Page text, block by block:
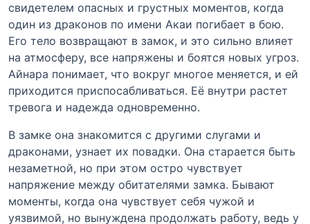
свидетелем опасных и грустных моментов, когда
один из драконов по имени Акаи погибает в бою.
Его тело возвращают в замок, и это сильно влияет
на атмосферу, все напряжены и боятся новых угроз.
Айнара понимает, что вокруг многое меняется, и ей
приходится приспосабливаться. Её внутри растет
тревога и надежда одновременно.
В замке она знакомится с другими слугами и
драконами, узнает их повадки. Она старается быть
незаметной, но при этом остро чувствует
напряжение между обитателями замка. Бывают
моменты, когда она чувствует себя чужой и
уязвимой, но вынуждена продолжать работу, ведь у